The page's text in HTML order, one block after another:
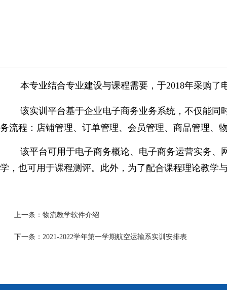
本专业结合专业建设与课程需要，于2018年采购了
该实训平台基于企业电子商务业务系统，不仅能同
务流程：店铺管理、订单管理、会员管理、商品管理、
该平台可用于电子商务概论、电子商务运营实务
学，也可用于课程测评。此外，为了配合课程理论教学
上一条： 物流教学软件介绍
下一条： 2021-2022学年第一学期航空运输系实训安排表